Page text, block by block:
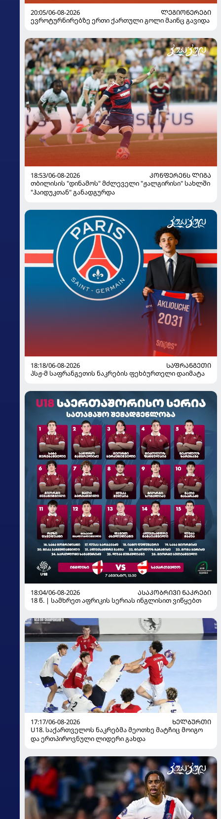
20:05/06-08-2026
ᲚᲔᲒᲘᲝᲜᲔᲠᲔᲑᲘ
ევროტურნირებზე ერთი ქართული გოლი მაინც გავიდა
18:53/06-08-2026
ᲙᲝᲜᲤᲔᲠᲔᲜᲡ ᲚᲘᲒᲐ
თბილისის "დინამოს" მძლეველი "ჟალგირისი" სახლში
"ჰაიდუკთან" განადგურდა
18:18/06-08-2026
ᲡᲐᲤᲠᲐᲜᲒᲔᲗᲘ
პსჟ-მ საფრანგეთის ნაკრების ფეხბურთელი დაიმატა
18:04/06-08-2026
ᲐᲡᲐᲙᲝᲑᲠᲘᲕᲘ ᲜᲐᲙᲠᲔᲑᲘ
18 წ. | სამხრეთ აფრიკის სერიას ინგლისით ვიწყებთ
17:17/06-08-2026
ᲮᲔᲚᲑᲣᲠᲗᲘ
U18. საქართველოს ნაკრებმა მეოთხე მატჩიც მოიგო
და ერთპიროვნული ლიდერი გახდა